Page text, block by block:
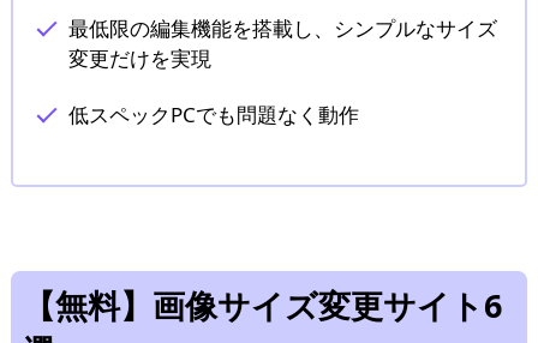
最低限の編集機能を搭載し、シンプルなサイズ
変更だけを実現
低スペックPCでも問題なく動作
【無料】画像サイズ変更サイト6